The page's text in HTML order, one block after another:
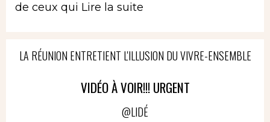
de ceux qui Lire la suite
LA RÉUNION ENTRETIENT L'ILLUSION DU VIVRE-ENSEMBLE
VIDÉO À VOIR!!! URGENT
@LIDÉ